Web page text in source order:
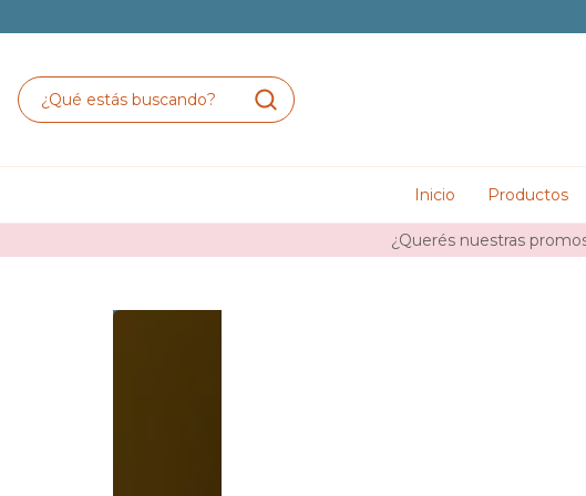
¿Querés nuestras
Inicio Productos